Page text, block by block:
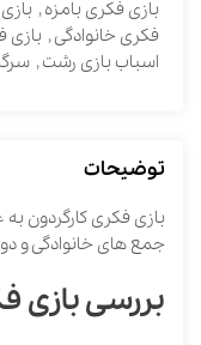
بازی فکری بامزه,
فکری خانوادگی, بازی
اسباب بازی رشت,
توضیحات
بازی فکری کارگردون
جمع های خانوادگی و
بررسی بازی